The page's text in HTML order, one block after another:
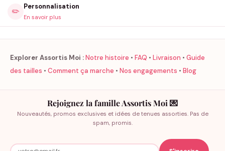
✏️
Personnalisation
En savoir plus
Explorer Assortis Moi :Notre histoire • FAQ • Livraison • Guide
des tailles • Comment ça marche • Nos engagements • Blog
Rejoignez la famille Assortis Moi 💌
Nouveautés, promos exclusives et idées de tenues assorties. Pas de
spam, promis.